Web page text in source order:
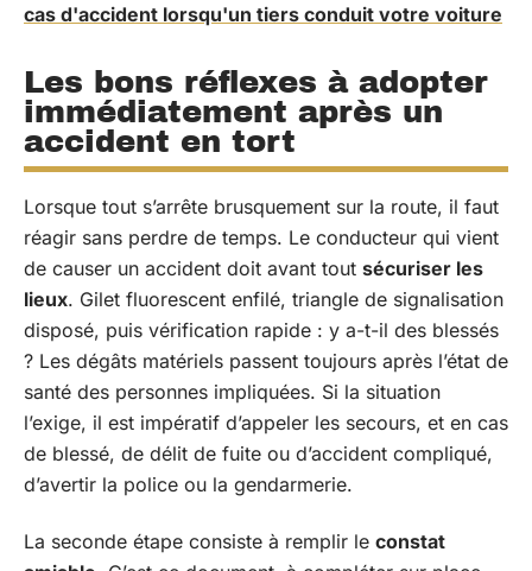
cas d'accident lorsqu'un tiers conduit votre voiture
Les bons réflexes à adopter
immédiatement après un
accident en tort
Lorsque tout s’arrête brusquement sur la route, il faut
réagir sans perdre de temps. Le conducteur qui vient
de causer un accident doit avant tout sécuriser les
lieux. Gilet fluorescent enfilé, triangle de signalisation
disposé, puis vérification rapide : y a-t-il des blessés
? Les dégâts matériels passent toujours après l’état de
santé des personnes impliquées. Si la situation
l’exige, il est impératif d’appeler les secours, et en cas
de blessé, de délit de fuite ou d’accident compliqué,
d’avertir la police ou la gendarmerie.
La seconde étape consiste à remplir le constat